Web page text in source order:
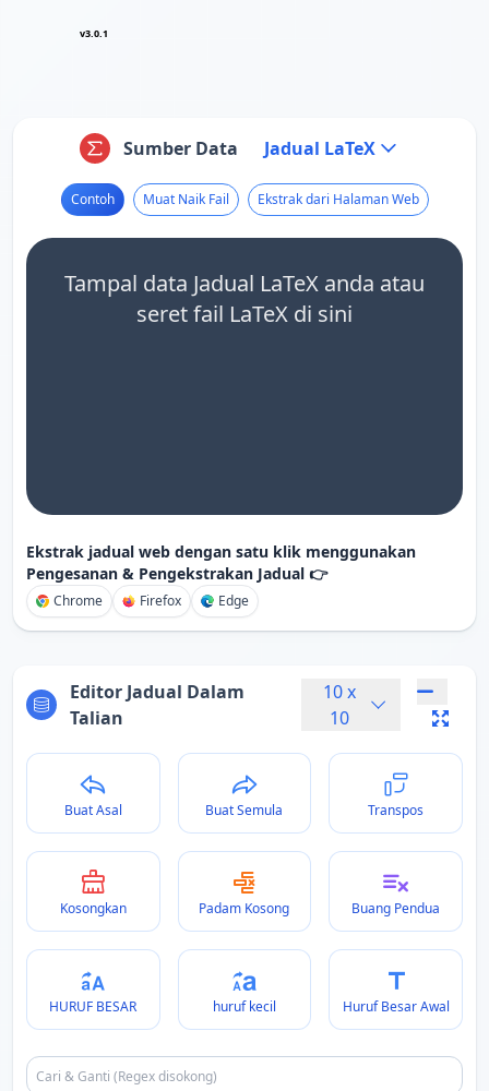
v3.0.1
Sumber Data Jadual LaTeX
Contoh Muat Naik Fail Ekstrak dari Halaman Web
Tampal data Jadual LaTeX anda atau
seret fail LaTeX di sini
Ekstrak jadual web dengan satu klik menggunakan
Pengesanan & Pengekstrakan Jadual 👉
Chrome Firefox Edge
Editor Jadual Dalam
Talian
10 x
10
Buat Asal Buat Semula Transpos
Kosongkan Padam Kosong Buang Pendua
HURUF BESAR huruf kecil Huruf Besar Awal